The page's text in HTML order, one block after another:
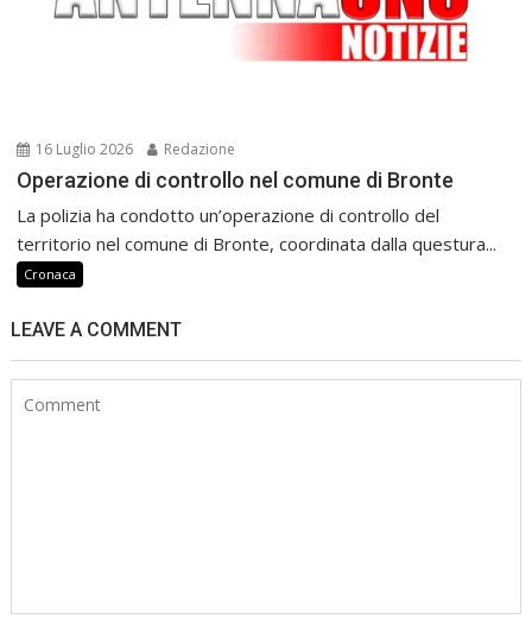
16 Luglio 2026 Redazione
Operazione di controllo nel comune di Bronte
La polizia ha condotto un’operazione di controllo del
territorio nel comune di Bronte, coordinata dalla questura...
Cronaca
LEAVE A COMMENT